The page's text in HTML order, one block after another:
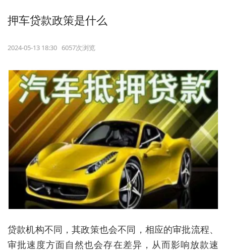
押车贷款政策是什么
2024-05-13 18:30 6057次浏览
贷款机构不同，其政策也会不同，相应的审批流程、
审批速度方面自然也会存在差异，从而影响放款速